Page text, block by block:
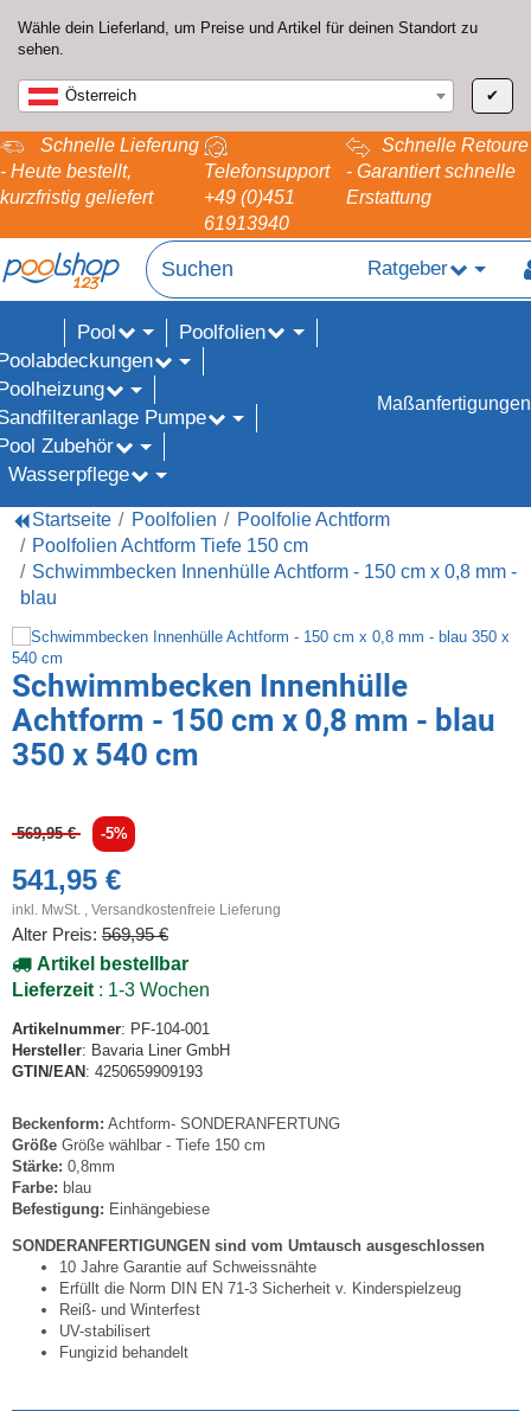
Wähle dein Lieferland, um Preise und Artikel für deinen Standort zu
sehen.
Österreich ✔
Schnelle Lieferung
- Heute bestellt,
kurzfristig geliefert
Telefonsupport
+49 (0)451
61913940
Schnelle Retoure
- Garantiert schnelle
Erstattung
Ratgeber
Pool
Poolfolien
Pumpe
Zubehör
Wasserpflege
Maßanfertigungen
Startseite Poolfolien
Poolfolie Achtform
Poolfolien Achtform Tiefe 150 cm
Schwimmbecken Innenhülle Achtform - 150 cm x 0,8 mm -
blau
Schwimmbecken Innenhülle
Achtform - 150 cm x 0,8 mm - blau
350 x 540 cm
569,95 € -5%
541,95 €
inkl. MwSt. , Versandkostenfreie Lieferung
Alter Preis: 569,95 €
Artikel bestellbar
Lieferzeit : 1-3 Wochen
Artikelnummer: PF-104-001
Hersteller: Bavaria Liner GmbH
GTIN/EAN : 4250659909193
Beckenform: Achtform- SONDERANFERTUNG
Größe Größe wählbar - Tiefe 150 cm
Stärke: 0,8mm
Farbe: blau
Befestigung: Einhängebiese
SONDERANFERTIGUNGEN sind vom Umtausch ausgeschlossen
10 Jahre Garantie auf Schweissnähte
Erfüllt die Norm DIN EN 71-3 Sicherheit v. Kinderspielzeug
Reiß- und Winterfest
UV-stabilisert
Fungizid behandelt